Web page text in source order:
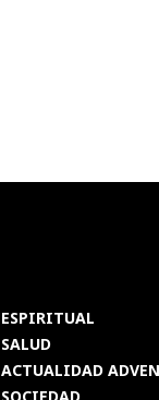
ESPIRITUAL
SALUD
ACTUALIDAD